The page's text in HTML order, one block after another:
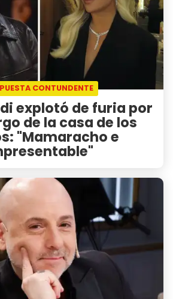
CONTUNDENTE
explotó de furia por
de la casa de los
"Mamaracho e